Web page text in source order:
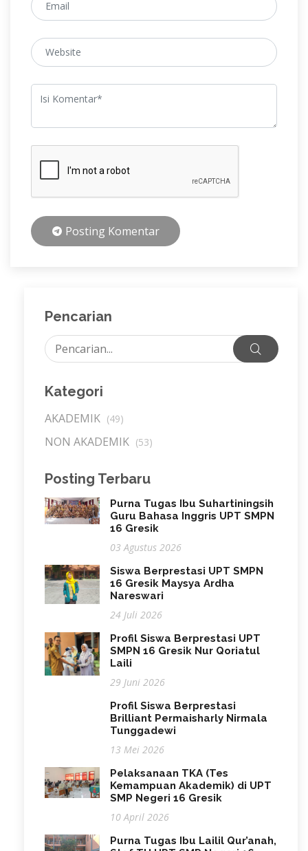
Posting Komentar
Pencarian
Kategori
AKADEMIK (49)
NON AKADEMIK (53)
Posting Terbaru
Purna Tugas Ibu Suhartiningsih
Guru Bahasa Inggris UPT SMPN
16 Gresik
03 Agustus 2026
Siswa Berprestasi UPT SMPN
16 Gresik Maysya Ardha
Nareswari
24 Juli 2026
Profil Siswa Berprestasi UPT
SMPN 16 Gresik Nur Qoriatul
Laili
29 Juni 2026
Profil Siswa Berprestasi
Brilliant Permaisharly Nirmala
Tunggadewi
13 Mei 2026
Pelaksanaan TKA (Tes
Kemampuan Akademik) di UPT
SMP Negeri 16 Gresik
10 April 2026
Purna Tugas Ibu Lailil Qur’anah,